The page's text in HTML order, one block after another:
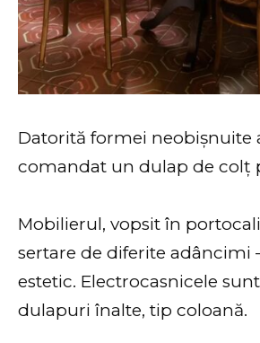
Datorită formei neobișnuite
comandat un dulap de colț
Mobilierul, vopsit în
sertare de diferite adâncimi
estetic. Electrocasnicele
dulapuri înalte, tip coloană.